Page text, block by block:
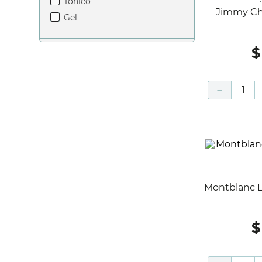
gel
Jimmy
$
－
Montblanc
$